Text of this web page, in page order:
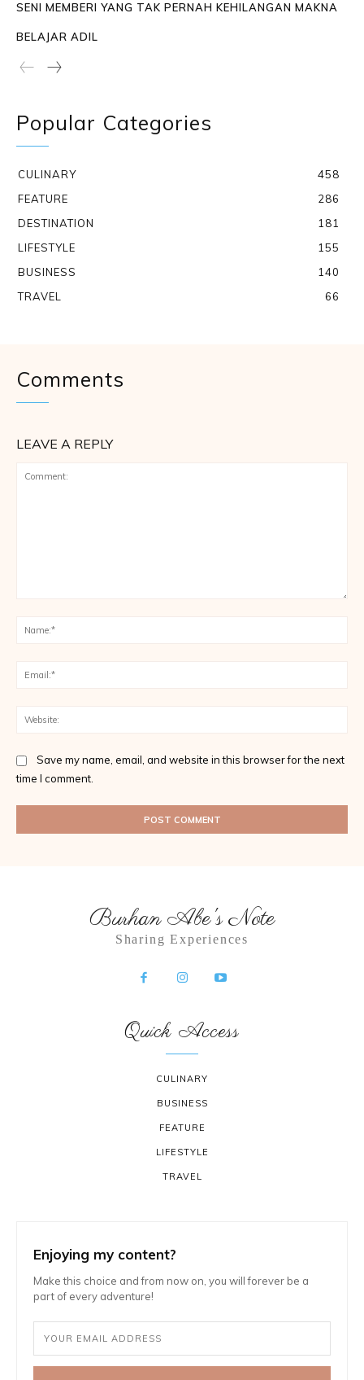
SENI MEMBERI YANG TAK PERNAH KEHILANGAN MAKNA
BELAJAR ADIL
Popular Categories
CULINARY
458
FEATURE
286
DESTINATION
181
LIFESTYLE
155
BUSINESS
140
TRAVEL
66
Comments
LEAVE A REPLY
Save my name, email, and website in this browser for the next
time I comment.
Burhan Abe's Note
Sharing Experiences
Quick Access
CULINARY
BUSINESS
FEATURE
LIFESTYLE
TRAVEL
Enjoying my content?
Make this choice and from now on, you will forever be a
part of every adventure!